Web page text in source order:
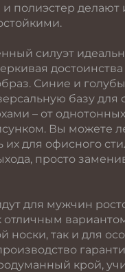
и полиэстер делают
силуэт
Синие и
базу для
– от
Вы можете
их для офисного
просто
для мужчин
отличным
носки, так и для
крой,